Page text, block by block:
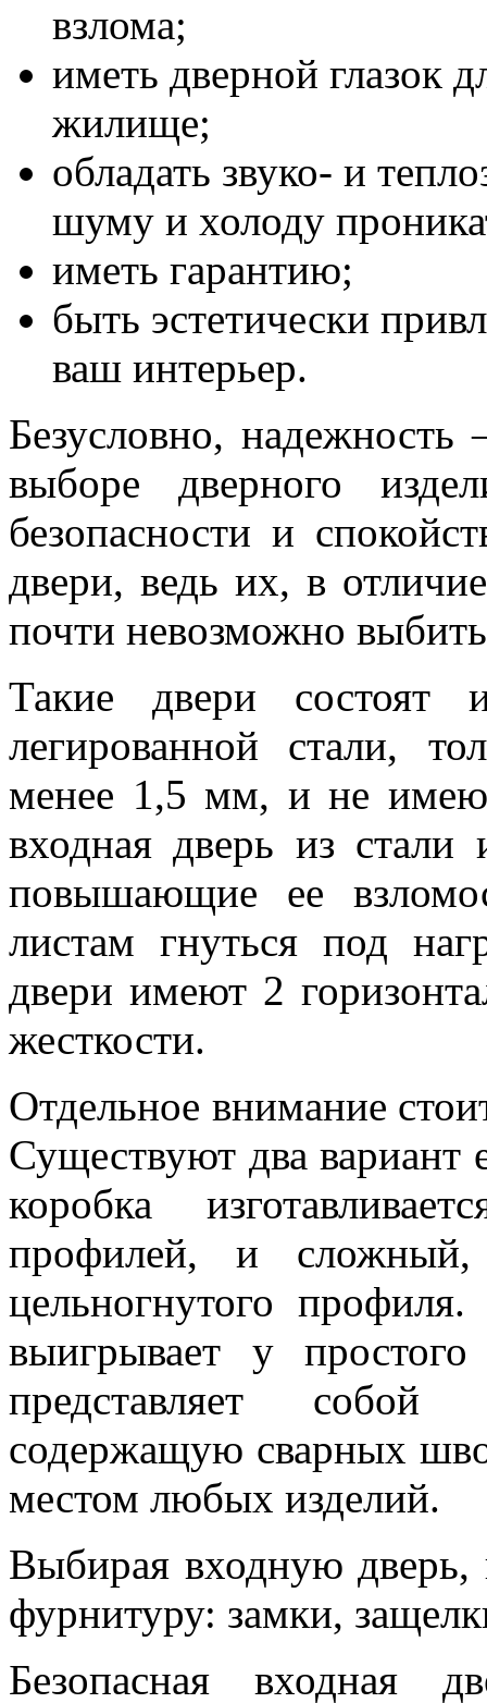
взлома;
иметь дверной глазок
жилище;
обладать звуко- и
шуму и холоду
иметь гарантию;
быть эстетически
ваш интерьер.
Безусловно,
выборе дверного
безопасности и
двери, ведь их, в
почти невозможно
Такие двери состоят
легированной стали,
менее 1,5 мм, и не
входная дверь из
повышающие ее
листам гнуться под
двери имеют 2
жесткости.
Отдельное внимание
Существуют два вариант
коробка
профилей, и сложный,
цельногнутого
выигрывает у
представляет
содержащую сварных
местом любых изделий.
Выбирая входную дверь,
фурнитуру: замки,
Безопасная входная